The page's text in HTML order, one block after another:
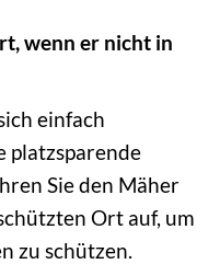
wenn er nicht in
einfach
platzsparende
Sie den Mäher
Ort auf, um
zu schützen.